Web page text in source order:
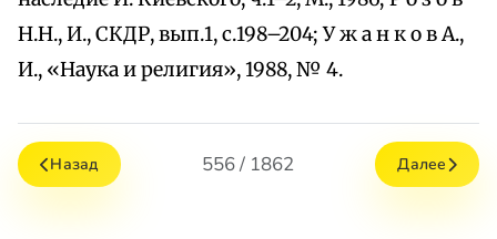
Н.Н., И., СКДР, вып.1, с.198–204; У ж а н к о в А.,
И., «Наука и религия», 1988, № 4.
Назад 556 / 1862 Далее